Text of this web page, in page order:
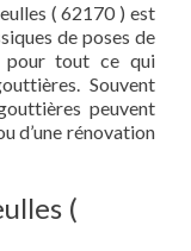
( 62170 ) est
de poses de
pour tout ce qui
Souvent
peuvent
d’une rénovation
(